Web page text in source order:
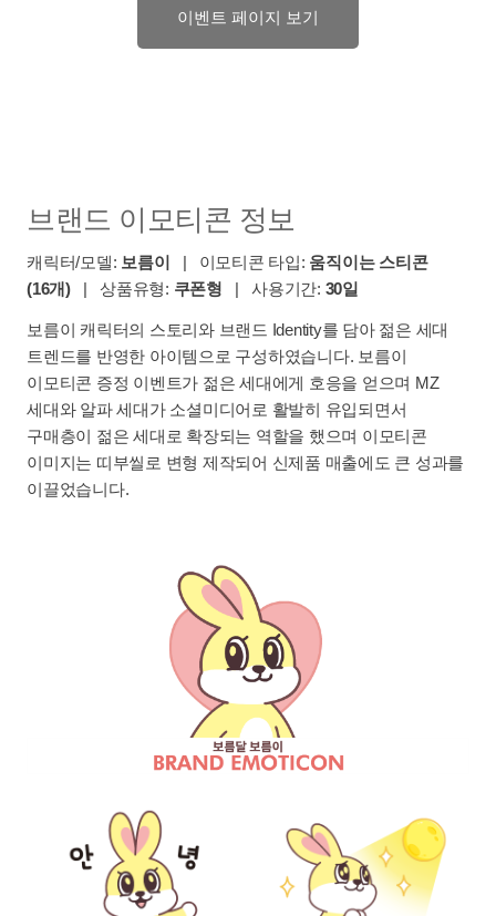
이벤트 페이지 보기
브랜드 이모티콘 정보
캐릭터/모델: 보름이 | 이모티콘 타입: 움직이는 스티콘
(16개)| 상품유형: 쿠폰형 | 사용기간: 30일
보름이 캐릭터의 스토리와 브랜드 Identity를 담아 젊은 세대
트렌드를 반영한 아이템으로 구성하였습니다. 보름이
이모티콘 증정 이벤트가 젊은 세대에게 호응을 얻으며 MZ
세대와 알파 세대가 소셜미디어로 활발히 유입되면서
구매층이 젊은 세대로 확장되는 역할을 했으며 이모티콘
이미지는 띠부씰로 변형 제작되어 신제품 매출에도 큰 성과를
이끌었습니다.